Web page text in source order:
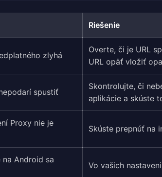
Riešenie
zlyhá
Overte, či je URL
URL opäť vložiť
spustiť
Skontrolujte, či
aplikácie a skúste
Proxy nie je
Skúste prepnúť na
na Android sa
Vo vašich